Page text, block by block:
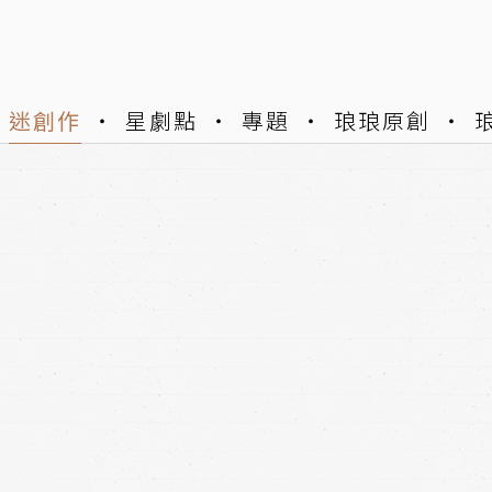
迷創作 星劇點 專題 琅琅原創